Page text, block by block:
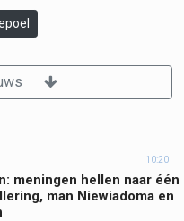
10:20
meningen hellen naar één
man Niewiadoma en